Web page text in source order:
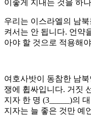
이좋게 지내는 것을 하
우리는 이스라엘의 남
켜서는 안 됩니다. 언약
아야 할 것으로 적용해
여호사밧이 동참한 남
쟁에 휩싸입니다. 거짓
지자 한 명 (3_____)의
지자는 늘 좋은 것만 예